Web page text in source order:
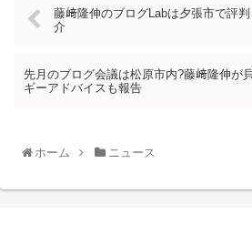
藤﨑隆伸のブログLabは夕張市で評
介
先月のブログ会議は松原市内?藤﨑隆伸が
ギーアドバイスも報告
ホーム ニュース